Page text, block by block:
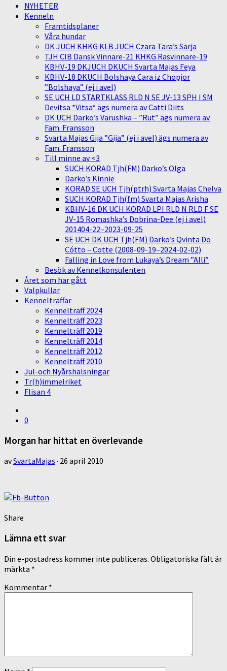
NYHETER
Kenneln
Framtidsplaner
Våra hundar
DK JUCH KHKG KLB JUCH Czara Tara’s Sarja
TJH CIB Dansk Vinnare-21 KHKG Rasvinnare-19
KBHV-19 DKJUCH DKUCH Svarta Majas Feya
KBHV-18 DKUCH Bolshaya Cara iz Chopjor
”Bolshaya” (ej i avel)
SE UCH LD STARTKLASS RLD N SE JV-13 SPH I SM
Devitsa *Vitsa* ägs numera av Catti Diits
DK UCH Darko’s Varushka – ”Rut” ägs numera av
Fam. Fransson
Svarta Majas Gija ”Gija” (ej i avel) ägs numera av
Fam. Fransson
Till minne av <3
SUCH KORAD Tjh(FM) Darko’s Olga
Darko’s Kinnie
KORAD SE UCH Tjh(ptrh) Svarta Majas Chelva
SUCH KORAD Tjh(fm) Svarta Majas Arisha
KBHV-16 DK UCH KORAD LPI RLD N RLD F SE
JV-15 Romashka’s Dobrina-Dee (ej i avel)
201404-22–2023-09-25
SE UCH DK UCH Tjh(FM) Darko’s Qvinta Do
Cótto – Cotte (2008-09-19–2024-02-02)
Falling in Love from Lukaya’s Dream ”Alli”
Besök av Kennelkonsulenten
Året som har gått
Valpkullar
Kennelträffar
Kennelträff 2024
Kennelträff 2023
Kennelträff 2019
Kennelträff 2014
Kennelträff 2012
Kennelträff 2010
Jul-och Nyårshälsningar
Tr(h)immelriket
Flisan 4
0
Morgan har hittat en överlevande
avSvartaMajas · 26 april 2010
Share
Lämna ett svar
Din e-postadress kommer inte publiceras. Obligatoriska fält är
märkta *
Kommentar *